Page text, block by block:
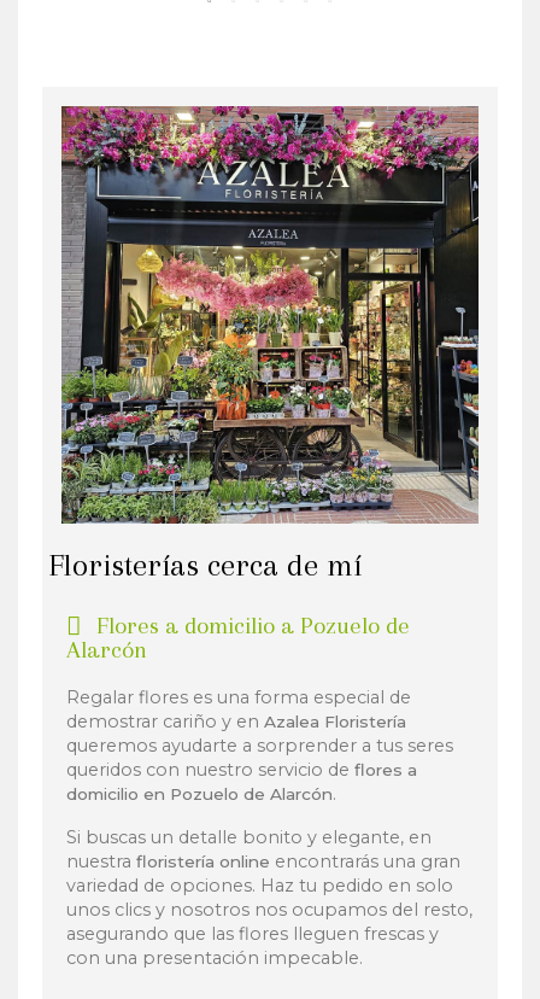
Floristerías cerca de mí
Flores a domicilio a Pozuelo de
Alarcón
Regalar flores es una forma especial de
demostrar cariño y en Azalea Floristería
queremos ayudarte a sorprender a tus seres
queridos con nuestro servicio de flores a
domicilio en Pozuelo de Alarcón.
Si buscas un detalle bonito y elegante, en
nuestra floristería online encontrarás una gran
variedad de opciones. Haz tu pedido en solo
unos clics y nosotros nos ocupamos del resto,
asegurando que las flores lleguen frescas y
con una presentación impecable.